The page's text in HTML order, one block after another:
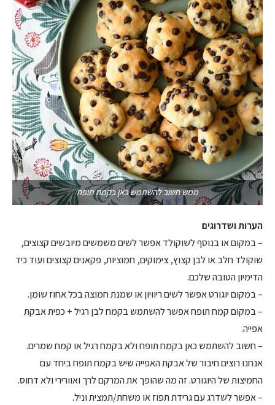
ממש חשוב להשתמש כאן בקמח תופח
הערות ושדרוגים
– במקום או בנוסף לשוקולד אפשר לשים משמשים מיובשים קצוצים,
שוקולד חלב או לבן קצוץ, צימוקים, חמוציות, פקאנים קצוצים ועוד כיד
הדימיון הטובה שלכם.
– במקום יוגורט אפשר לשים ריוויון או שמנת חמוצה בכל אחוז שומן.
– במקום קמח תופח אפשר להשתמש בקמח לבן רגיל + כפית אבקת
אפייה.
– חשוב להשתמש כאן בקמח תופח ולא בקמח רגיל או קמח שמרים.
אנחנו רוצים חיבור של אבקת האפייה שיש בקמח תופח ביחד עם
החמיצות של היוגורט. זה מה שהופך את המרקם לרך ואוורירי ולא דחוס.
– אפשר לשדרג עם גרידת תפוז או משחת/תמצית וניל.